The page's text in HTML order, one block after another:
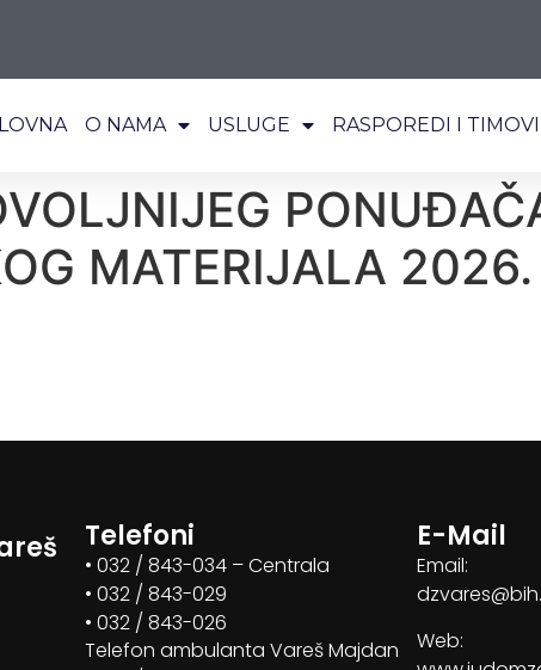
O NAMA USLUGE RASPOREDI I TIMOVI
MATERIJALA
Telefoni
• 032 / 843-034 – Centrala
• 032 / 843-029
• 032 / 843-026
Telefon ambulanta Vareš Majdan
E-Mail
Email:
Web: